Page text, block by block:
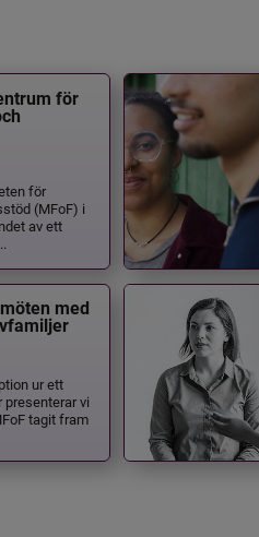
för
för
(MFoF) i
av ett
med
ur ett
vi
tagit fram